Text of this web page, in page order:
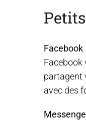
Facebook
Facebook
partagent
avec des